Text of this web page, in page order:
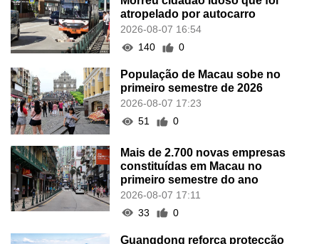
atropelado por autocarro
2026-08-07 16:54
140
0
População de Macau sobe no
primeiro semestre de 2026
2026-08-07 17:23
51
0
Mais de 2.700 novas empresas
constituídas em Macau no
primeiro semestre do ano
2026-08-07 17:11
33
0
Guangdong reforça protecção